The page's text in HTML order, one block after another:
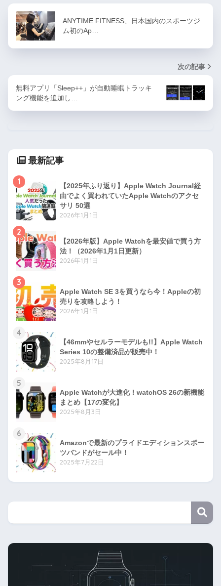
ANYTIME FITNESS、日本国内のスポーツジ
ム初のAp…
次の記事
無料アプリ「Sleep++」が自動睡眠トラッキ
ング機能を追加し…
最新記事
1
【2025年ふり返り】Apple Watch Journal経
由でよく買われていたApple Watchのアクセ
サリ 50選
2026年1月1日
2
【2026年版】Apple Watchを最安値で買う方
法！（2026年1月1日更新）
2026年1月1日
3
Apple Watch SE 3を買うなら今！Appleの初
売りを攻略しよう！
2026年1月1日
4
【46mmやセルラーモデルも!!】Apple Watch
Series 10の整備済品が販売中！
2025年8月17日
5
Apple Watchが大進化！watchOS 26の新機能
まとめ【17の変化】
2025年8月3日
6
Amazonで最新のプライドエディションスポー
ツバンドがセール中！
2025年7月22日